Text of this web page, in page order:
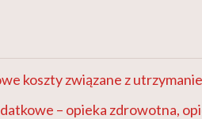
koszty związane z
– opieka zdrowotna,